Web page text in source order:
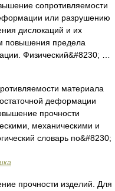
сопротивляемости
или разрушению
дислокаций и их
повышения предела
Физический&#8230; …
материала
деформации
прочности
механическими и
словарь по&#8230;
прочности изделий. Для